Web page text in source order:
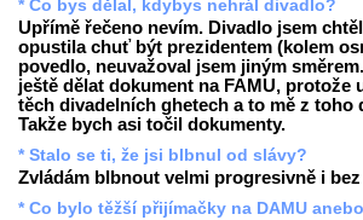
* Co bys dělal, kdybys nehrál divadlo?
Upřímě řečeno nevím. Divadlo jsem
opustila chuť být prezidentem (kolem
povedlo, neuvažoval jsem jiným
ještě dělat dokument na FAMU, protože
těch divadelních ghetech a to mě z toho
Takže bych asi točil dokumenty.
* Stalo se ti, že jsi blbnul od slávy?
Zvládám blbnout velmi progresivně i bez
* Co bylo těžší přijímačky na DAMU